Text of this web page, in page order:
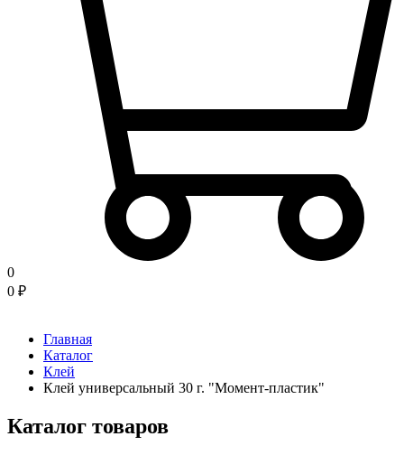
0
0 ₽
Главная
Каталог
Клей
Клей универсальный 30 г. "Момент-пластик"
Каталог товаров